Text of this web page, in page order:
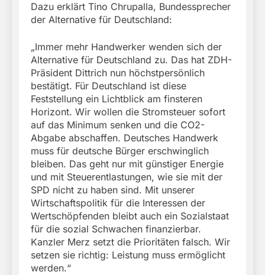
Dazu erklärt Tino Chrupalla, Bundessprecher
der Alternative für Deutschland:
„Immer mehr Handwerker wenden sich der
Alternative für Deutschland zu. Das hat ZDH-
Präsident Dittrich nun höchstpersönlich
bestätigt. Für Deutschland ist diese
Feststellung ein Lichtblick am finsteren
Horizont. Wir wollen die Stromsteuer sofort
auf das Minimum senken und die CO2-
Abgabe abschaffen. Deutsches Handwerk
muss für deutsche Bürger erschwinglich
bleiben. Das geht nur mit günstiger Energie
und mit Steuerentlastungen, wie sie mit der
SPD nicht zu haben sind. Mit unserer
Wirtschaftspolitik für die Interessen der
Wertschöpfenden bleibt auch ein Sozialstaat
für die sozial Schwachen finanzierbar.
Kanzler Merz setzt die Prioritäten falsch. Wir
setzen sie richtig: Leistung muss ermöglicht
werden.“